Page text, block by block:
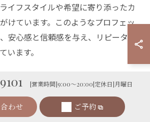
イフスタイルや希望に寄り添ったカ
けています。このようなプロフェッ
安心感と信頼感を与え、リピーター
います。
わせた最適な施術
は、年齢と共に変化しやすく、個々
とが重要です。二条駅周辺の美容室
[営業時間]9:00～20:00[定休日]月曜日
わせ ご予約